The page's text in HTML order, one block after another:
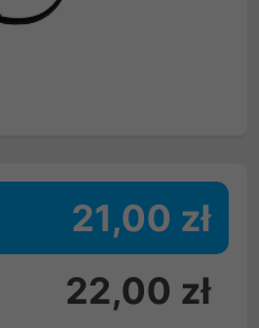
21,00 zł
22,00 zł